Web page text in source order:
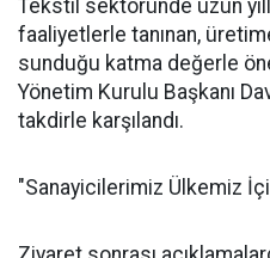
Tekstil sektöründe uzun
faaliyetlerle tanınan,
sunduğu katma değerle
Yönetim Kurulu Başkanı
takdirle karşılandı.
"Sanayicilerimiz Ülkemiz